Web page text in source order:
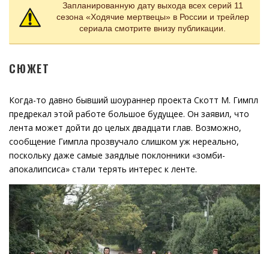
Запланированную дату выхода всех серий 11
сезона «Ходячие мертвецы» в России и трейлер
сериала смотрите внизу публикации.
СЮЖЕТ
Когда-то давно бывший шоураннер проекта Скотт М. Гимпл
предрекал этой работе большое будущее. Он заявил, что
лента может дойти до целых двадцати глав. Возможно,
сообщение Гимпла прозвучало слишком уж нереально,
поскольку даже самые заядлые поклонники «зомби-
апокалипсиса» стали терять интерес к ленте.